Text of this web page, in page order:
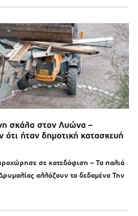
σκάλα στον Λυώνα –
ότι ήταν δημοτική κατασκευή
σε κατεδάφιση – Τα παλιά
αλλάζουν τα δεδομένα Την